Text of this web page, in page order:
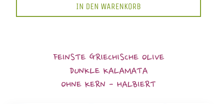
IN DEN WARENKORB
FEINSTE GRIECHISCHE OLIVE
DUNKLE KALAMATA
OHNE KERN - HALBIERT